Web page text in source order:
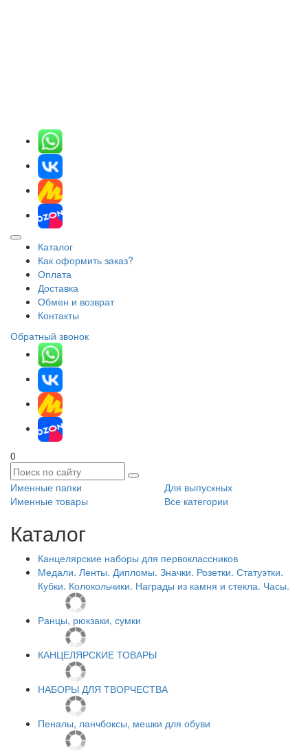
Каталог
Как оформить заказ?
Оплата
Доставка
Обмен и возврат
Контакты
Обратный звонок
0
Именные папки
Для выпускных
Именные товары
Все категории
Каталог
Канцелярские наборы для первоклассников
Медали. Ленты. Дипломы. Значки. Розетки. Статуэтки.
Кубки. Колокольчики. Награды из камня и стекла. Часы.
Ранцы, рюкзаки, сумки
КАНЦЕЛЯРСКИЕ ТОВАРЫ
НАБОРЫ ДЛЯ ТВОРЧЕСТВА
Пеналы, ланчбоксы, мешки для обуви